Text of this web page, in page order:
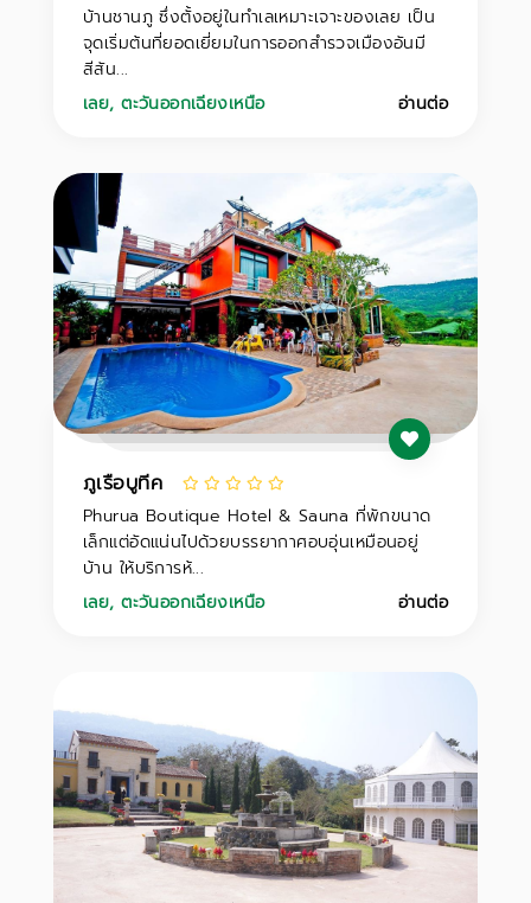
บ้านชานภู ซึ่งตั้งอยู่ในทำเลเหมาะเจาะของเลย เป็น
จุดเริ่มต้นที่ยอดเยี่ยมในการออกสำรวจเมืองอันมี
สีสัน...
เลย,ตะวันออกเฉียงเหนือ อ่านต่อ
ภูเรือบูทีค
Phurua Boutique Hotel & Sauna ที่พักขนาด
เล็กแต่อัดแน่นไปด้วยบรรยากาศอบอุ่นเหมือนอยู่
บ้าน ให้บริการห้...
เลย,ตะวันออกเฉียงเหนือ อ่านต่อ